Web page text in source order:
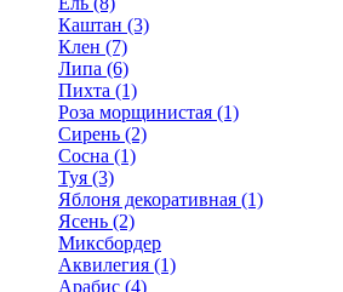
Каштан (3)
Клен (7)
Липа (6)
Пихта (1)
Роза морщинистая (1)
Сирень (2)
Сосна (1)
Туя (3)
Яблоня декоративная (1)
Ясень (2)
Миксбордер
Аквилегия (1)
Арабис (4)